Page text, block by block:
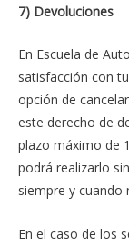
7) Devoluciones
En Escuela de
satisfacción con
opción de
este derecho de
plazo máximo de
podrá realizarlo
siempre y cuando
En el caso de los